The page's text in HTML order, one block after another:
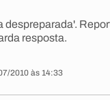
resposta.
2010 às 14:33